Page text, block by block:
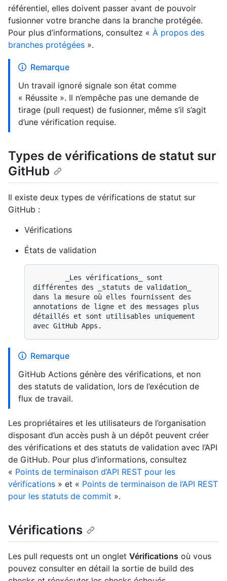
référentiel, elles doivent passer avant de pouvoir
fusionner votre branche dans la branche protégée.
Pour plus d’informations, consultez « À propos des
branches protégées ».
Remarque
Un travail ignoré signale son état comme
« Réussite ». Il n’empêche pas une demande de
tirage (pull request) de fusionner, même s’il s’agit
d’une vérification requise.
Types de vérifications de statut sur
GitHub
Il existe deux types de vérifications de statut sur
GitHub :
Vérifications
États de validation
différentes des _statuts de validation_
dans la mesure où elles fournissent des
annotations de ligne et des messages plus
détaillés et sont utilisables uniquement
Remarque
GitHub Actions génère des vérifications, et non
des statuts de validation, lors de l’exécution de
flux de travail.
Les propriétaires et les utilisateurs de l’organisation
disposant d’un accès push à un dépôt peuvent créer
des vérifications et des statuts de validation avec l’API
de GitHub. Pour plus d’informations, consultez
« Points de terminaison d’API REST pour les
vérifications » et « Points de terminaison de l’API REST
pour les statuts de commit ».
Vérifications
Les pull requests ont un onglet Vérifications où vous
pouvez consulter en détail la sortie de build des